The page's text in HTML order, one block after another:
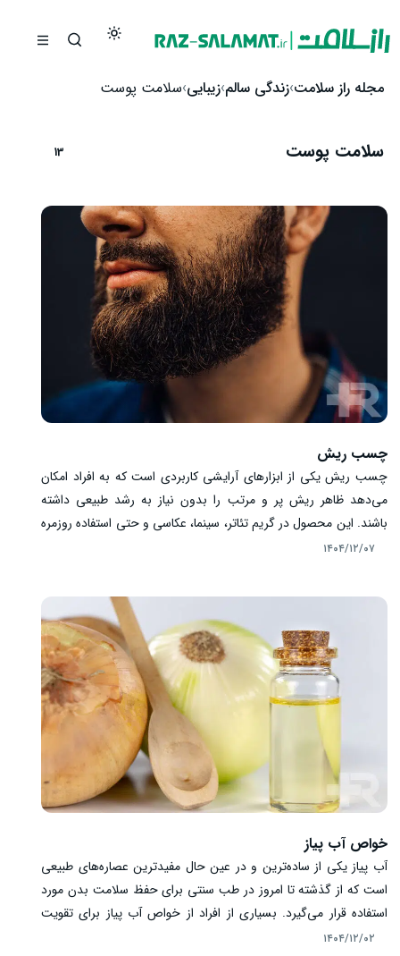
پرش به محتوا
مجله راز سلامت زندگی سالم زیبایی سلامت پوست
سلامت پوست 13
چسب ریش
چسب ریش یکی از ابزارهای آرایشی کاربردی است که به افراد امکان
می‌دهد ظاهر ریش پر و مرتب را بدون نیاز به رشد طبیعی داشته
باشند. این محصول در گریم تئاتر، سینما، عکاسی و حتی استفاده روزمره
کوتاه‌مدت کاربرد دارد. چسب ریش انواع مختلفی دارد که بسته به نیاز
رعایت نکات ایمنی، باعث می‌شود تجربه‌ای طبیعی و بدون عارضه
داشته باشید و از ظاهر ریش مصنوعی خود لذت ببرید.
۱۴۰۴/۱۲/۰۷
خواص آب پیاز
آب پیاز یکی از ساده‌ترین و در عین حال مفیدترین عصاره‌های طبیعی
است که از گذشته تا امروز در طب سنتی برای حفظ سلامت بدن مورد
استفاده قرار می‌گیرد. بسیاری از افراد از خواص آب پیاز برای تقویت
سیستم ایمنی، بهبود سلامت مو و پوست و کمک به عملکرد بهتر دستگاه
۱۴۰۴/۱۲/۰۲